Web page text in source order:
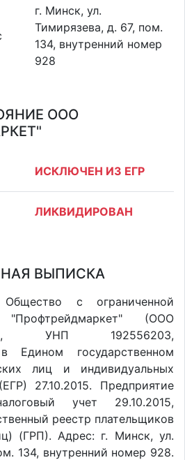
г. Минск, ул.
Тимирязева, д. 67, пом.
134, внутренний номер
928
ООО
ИСКЛЮЧЕН ИЗ ЕГР
ЛИКВИДИРОВАН
ВЫПИСКА
Общество с ограниченной
"Профтрейдмаркет" (ООО
УНП 192556203,
в Едином государственном
лиц и индивидуальных
27.10.2015. Предприятие
учет 29.10.2015,
реестр плательщиков
(ГРП). Адрес: г. Минск, ул.
134, внутренний номер 928.